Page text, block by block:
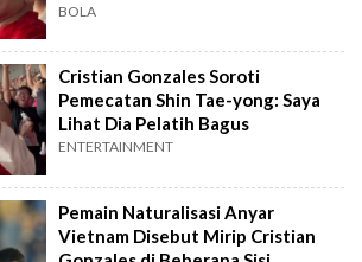
BOLA
Cristian Gonzales Soroti
Pemecatan Shin Tae-yong: Saya
Lihat Dia Pelatih Bagus
ENTERTAINMENT
Pemain Naturalisasi Anyar
Vietnam Disebut Mirip Cristian